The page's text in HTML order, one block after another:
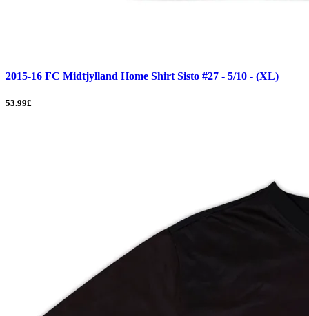
2015-16 FC Midtjylland Home Shirt Sisto #27 - 5/10 - (XL)
53.99£